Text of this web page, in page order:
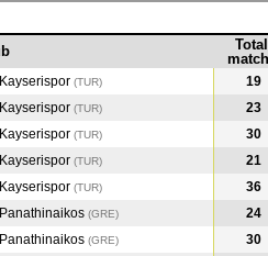
Total
Kayserispor (TUR)
19
Kayserispor (TUR)
23
Kayserispor (TUR)
30
Kayserispor (TUR)
21
Kayserispor (TUR)
36
Panathinaikos (GRE)
24
Panathinaikos (GRE)
30